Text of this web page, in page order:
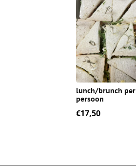
lunch/brunch per
persoon
€17,50